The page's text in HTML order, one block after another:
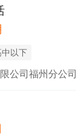
中以下
公司福州分公司